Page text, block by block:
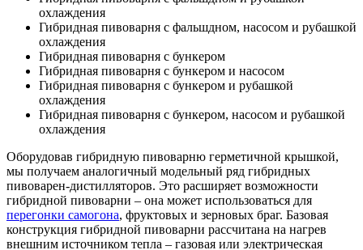
охлаждения
Гибридная пивоварня с фальшдном, насосом и рубашкой
охлаждения
Гибридная пивоварня с бункером
Гибридная пивоварня с бункером и насосом
Гибридная пивоварня с бункером и рубашкой
охлаждения
Гибридная пивоварня с бункером, насосом и рубашкой
охлаждения
Оборудовав гибридную пивоварню герметичной крышкой,
мы получаем аналогичный модельный ряд гибридных
пивоварен-дистилляторов. Это расширяет возможности
гибридной пивоварни – она может использоваться для
перегонки самогона, фруктовых и зерновых браг. Базовая
конструкция гибридной пивоварни рассчитана на нагрев
внешним источником тепла – газовая или электрическая